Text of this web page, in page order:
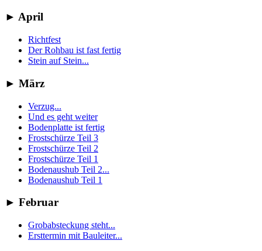
► April
Richtfest
Der Rohbau ist fast fertig
Stein auf Stein...
► März
Verzug...
Und es geht weiter
Bodenplatte ist fertig
Frostschürze Teil 3
Frostschürze Teil 2
Frostschürze Teil 1
Bodenaushub Teil 2...
Bodenaushub Teil 1
► Februar
Grobabsteckung steht...
Ersttermin mit Bauleiter...